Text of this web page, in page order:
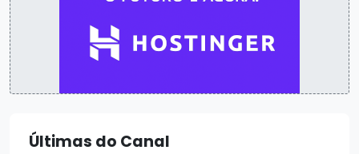
Últimas do Canal